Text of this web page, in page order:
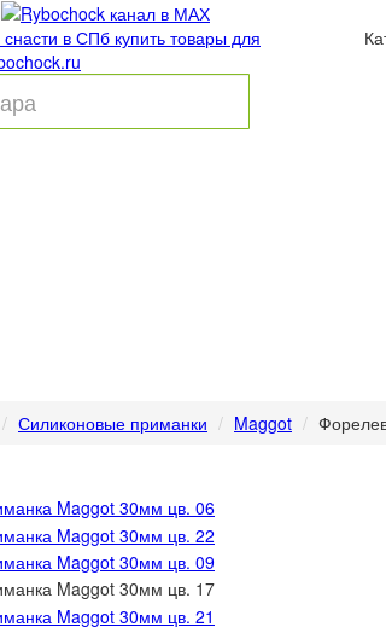
Силиконовые приманки Maggot